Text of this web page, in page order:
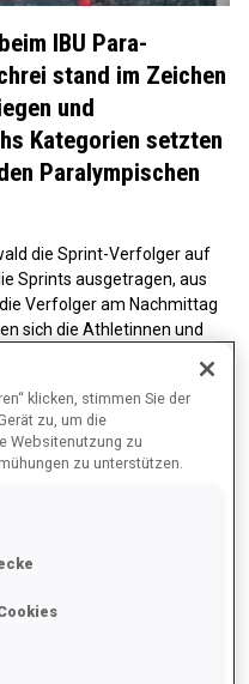
IBU Para-
stand im Zeichen
und
Kategorien setzten
Paralympischen
die Sprint-Verfolger auf
Sprints ausgetragen, aus
Verfolger am Nachmittag
sich die Athletinnen und
gibt es im Sprint eine
während im Verfolger
Es ist die einzige Disziplin
China gab in der
den Ton an, als sich Zixu
Wang und dahinter Mengtao
erst der Anfang.
klicken, stimmen Sie der
zu, um die
Websitenutzung zu
zu unterstützen.